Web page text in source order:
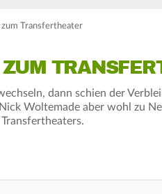
Transfertheater
dann schien der
Woltemade aber wohl zu